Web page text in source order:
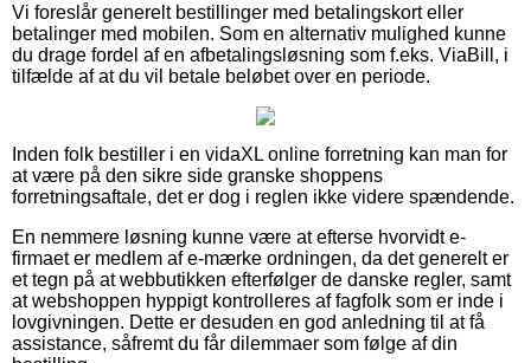
Vi foreslår generelt bestillinger med betalingskort eller
betalinger med mobilen. Som en alternativ mulighed kunne
du drage fordel af en afbetalingsløsning som f.eks. ViaBill, i
tilfælde af at du vil betale beløbet over en periode.
Inden folk bestiller i en vidaXL online forretning kan man for
at være på den sikre side granske shoppens
forretningsaftale, det er dog i reglen ikke videre spændende.
En nemmere løsning kunne være at efterse hvorvidt e-
firmaet er medlem af e-mærke ordningen, da det generelt er
et tegn på at webbutikken efterfølger de danske regler, samt
at webshoppen hyppigt kontrolleres af fagfolk som er inde i
lovgivningen. Dette er desuden en god anledning til at få
assistance, såfremt du får dilemmaer som følge af din